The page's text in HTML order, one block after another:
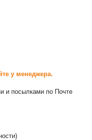
у менеджера.
и посылками по Почте